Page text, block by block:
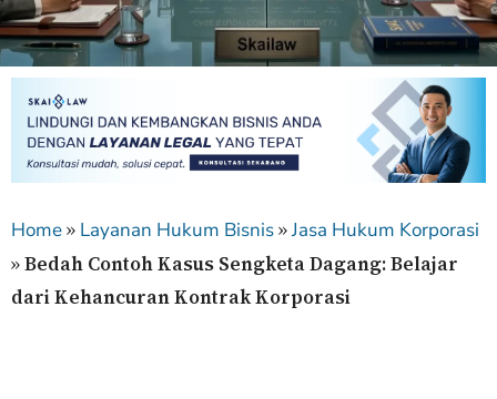
Home» Layanan Hukum Bisnis»Jasa Hukum Korporasi
»Bedah Contoh Kasus Sengketa Dagang: Belajar
dari Kehancuran Kontrak Korporasi